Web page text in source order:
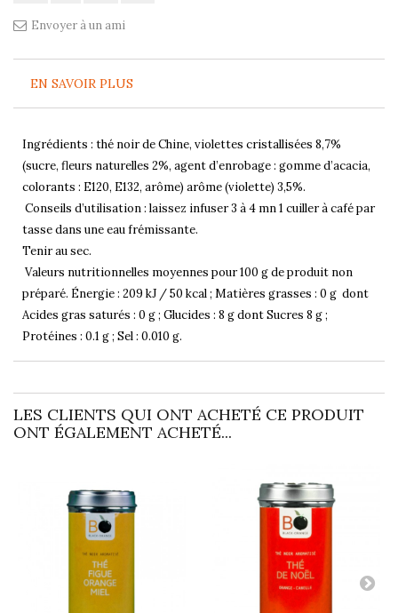
Envoyer à un ami
EN SAVOIR PLUS
Ingrédients : thé noir de Chine, violettes cristallisées 8,7%
(sucre, fleurs naturelles 2%, agent d’enrobage : gomme d’acacia,
colorants : E120, E132, arôme) arôme (violette) 3,5%.
Conseils d’utilisation : laissez infuser 3 à 4 mn 1 cuiller à café par
tasse dans une eau frémissante.
Tenir au sec.
Valeurs nutritionnelles moyennes pour 100 g de produit non
préparé. Énergie : 209 kJ / 50 kcal ; Matières grasses : 0 g dont
Acides gras saturés : 0 g ; Glucides : 8 g dont Sucres 8 g ;
Protéines : 0.1 g ; Sel : 0.010 g.
LES CLIENTS QUI ONT ACHETÉ CE PRODUIT
ONT ÉGALEMENT ACHETÉ...